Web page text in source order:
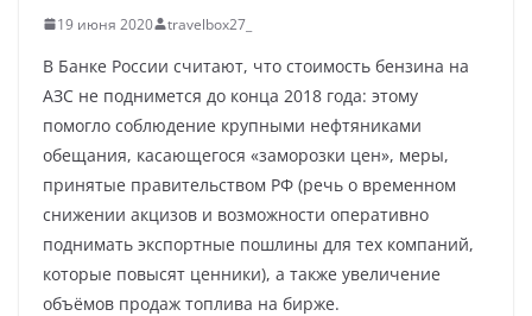
19 июня 2020 travelbox27_
В Банке России считают, что стоимость бензина на
АЗС не поднимется до конца 2018 года: этому
помогло соблюдение крупными нефтяниками
обещания, касающегося «заморозки цен», меры,
принятые правительством РФ (речь о временном
снижении акцизов и возможности оперативно
поднимать экспортные пошлины для тех компаний,
которые повысят ценники), а также увеличение
объёмов продаж топлива на бирже.